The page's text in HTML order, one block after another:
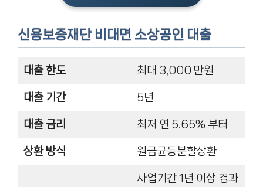
신용보증재단 비대면 소상공인 대출
대출 한도 최대 3,000 만원
대출 기간 5년
대출 금리 최저 연 5.65% 부터
상환 방식 원금균등분할상환
사업기간 1년 이상 경과